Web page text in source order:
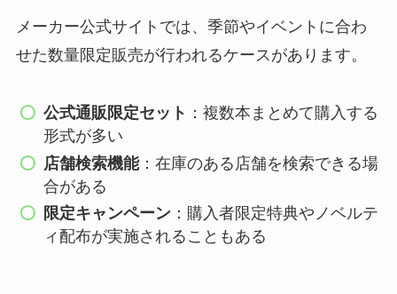
メーカー公式サイトでは、季節やイベントに合わ
せた数量限定販売が行われるケースがあります。
公式通販限定セット ：複数本まとめて購入する
形式が多い
店舗検索機能：在庫のある店舗を検索できる場
合がある
限定キャンペーン ：購入者限定特典やノベルテ
ィ配布が実施されることもある